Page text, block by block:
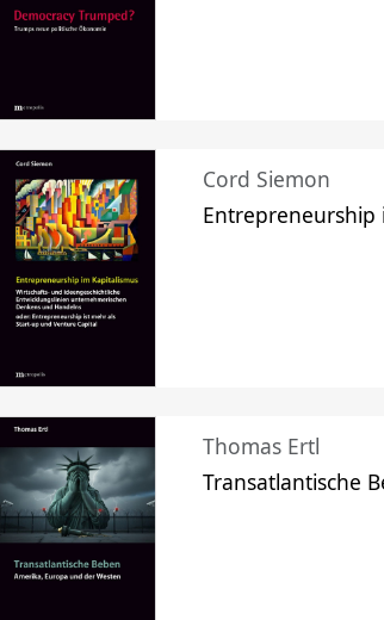
Cord Siemon
Entrepreneurship
Thomas Ertl
Transatlantische